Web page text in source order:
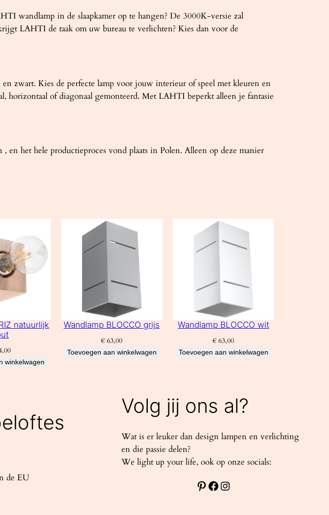
wandlamp in de slaapkamer op te hangen? De 3000K-versie zal
LAHTI de taak om uw bureau te verlichten? Kies dan voor de
zwart. Kies de perfecte lamp voor jouw interieur of speel met kleuren en
horizontaal of diagonaal gemonteerd. Met LAHTI beperkt alleen je fantasie
het hele productieproces vond plaats in Polen. Alleen op deze manier
natuurlijk
winkelwagen
Wandlamp BLOCCO grijs
€ 63,00
Toevoegen aan winkelwagen
Wandlamp BLOCCO wit
€ 63,00
Toevoegen aan winkelwagen
de EU
Volg jij ons al?
Wat is er leuker dan design lampen en verlichting
en die passie delen?
We light up your life, ook op onze socials:
Pinterest Facebook Instagram